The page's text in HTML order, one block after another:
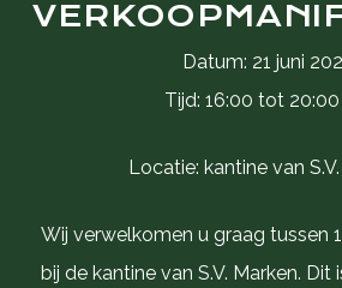
Datum: 21 juni
Tijd: 16:00 tot
Locatie: kantine van
Wij verwelkomen u graag tussen
bij de kantine van S.V. Marken.